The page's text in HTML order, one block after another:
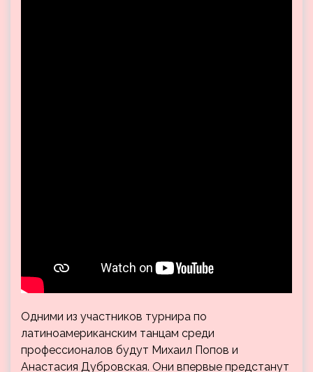
Одними из участников турнира по
латиноамериканским танцам среди
профессионалов будут Михаил Попов и
Анастасия Дубровская. Они впервые предстанут